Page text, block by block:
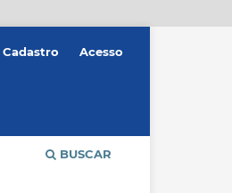
BUSCAR
Cadastro Acesso